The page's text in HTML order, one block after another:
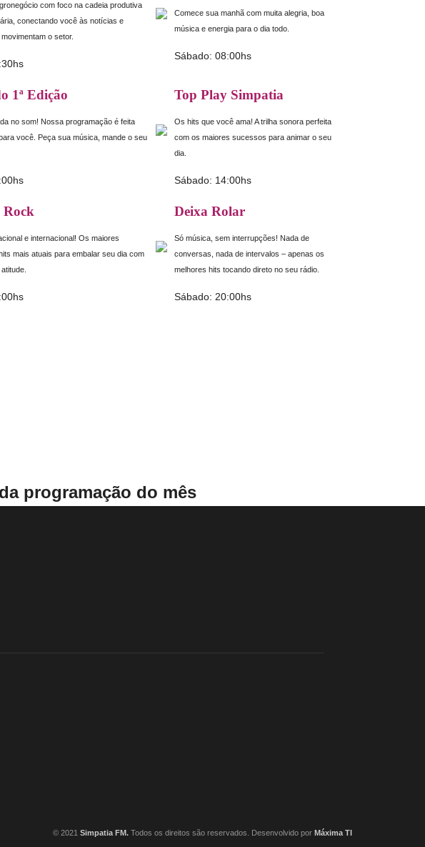
com foco na cadeia produtiva
conectando você às notícias e
o setor.
Comece sua manhã com muita alegria, boa
música e energia para o dia todo.
Sábado: 08:00hs
1ª Edição
no som! Nossa programação é feita
você. Peça sua música, mande o seu
Top Play Simpatia
Os hits que você ama! A trilha sonora perfeita
com os maiores sucessos para animar o seu
dia.
Sábado: 14:00hs
Rock
e internacional! Os maiores
mais atuais para embalar seu dia com
Deixa Rolar
Só música, sem interrupções! Nada de
conversas, nada de intervalos – apenas os
melhores hits tocando direto no seu rádio.
Sábado: 20:00hs
programação do mês
© 2021 Simpatia FM. Todos os direitos são reservados. Desenvolvido por Máxima TI